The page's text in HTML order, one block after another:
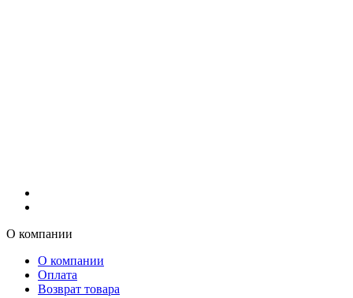
О компании
О компании
Оплата
Возврат товара